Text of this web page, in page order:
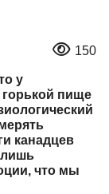
150
у
горькой пище
канадцев
лишь
что мы